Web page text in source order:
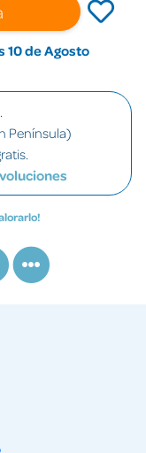
10 de Agosto
Península)